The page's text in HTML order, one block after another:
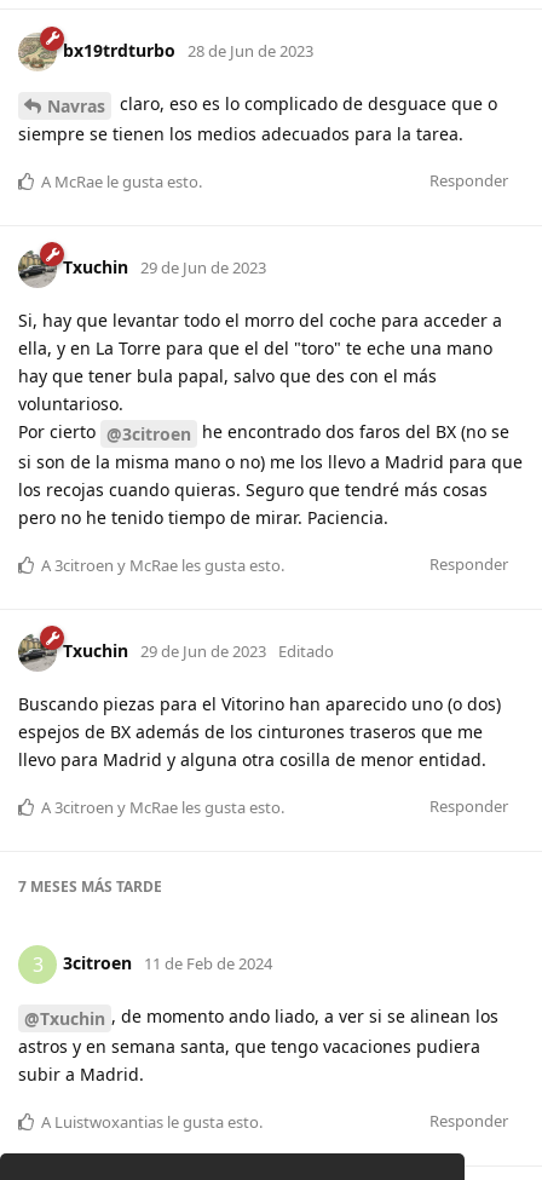
bx19trdturbo 28 de Jun de 2023
Navras
claro, eso es lo complicado de desguace que o
siempre se tienen los medios adecuados para la tarea.
Responder
A McRae le gusta esto.
Txuchin 29 de Jun de 2023
Si, hay que levantar todo el morro del coche para acceder a
ella, y en La Torre para que el del "toro" te eche una mano
hay que tener bula papal, salvo que des con el más
voluntarioso.
Por cierto @3citroen he encontrado dos faros del BX (no se
si son de la misma mano o no) me los llevo a Madrid para que
los recojas cuando quieras. Seguro que tendré más cosas
pero no he tenido tiempo de mirar. Paciencia.
Responder
A3citroen y McRae les gusta esto.
Txuchin 29 de Jun de 2023 Editado
Buscando piezas para el Vitorino han aparecido uno (o dos)
espejos de BX además de los cinturones traseros que me
llevo para Madrid y alguna otra cosilla de menor entidad.
Responder
A3citroen y McRae les gusta esto.
7 MESES MÁS TARDE
3 3citroen 11 de Feb de 2024
@Txuchin , de momento ando liado, a ver si se alinean los
astros y en semana santa, que tengo vacaciones pudiera
subir a Madrid.
Responder
A Luistwoxantias le gusta esto.